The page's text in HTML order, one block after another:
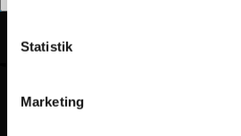
Statistik
Marketing